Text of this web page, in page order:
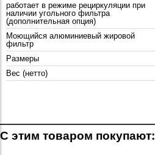
работает в режиме рециркуляции при
наличии угольного фильтра
(дополнительная опция)
Моющийся алюминиевый жировой
фильтр
Размеры
Вес (нетто)
С этим товаром покупают: